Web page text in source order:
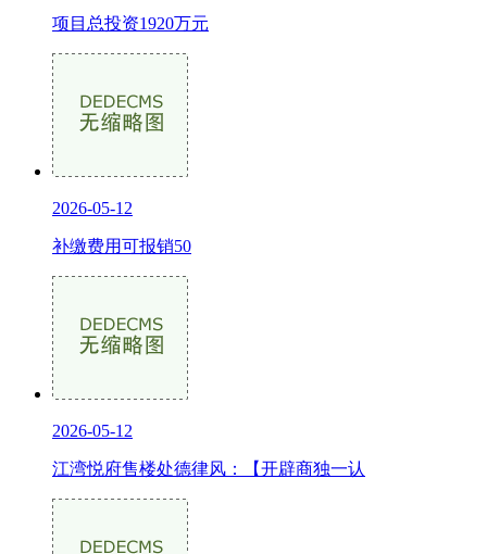
项目总投资1920万元
2026-05-12
补缴费用可报销50
2026-05-12
江湾悦府售楼处德律风：【开辟商独一认